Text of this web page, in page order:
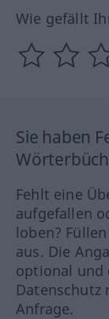
Wie gefällt
Sie haben
Fehlt eine
aufgefallen
loben?
aus. Die
optional und
Datenschutz
Anfrage.